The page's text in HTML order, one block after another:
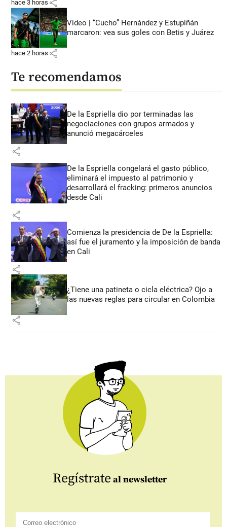
hace 3 horas
Video | “Cucho” Hernández y Estupiñán
marcaron: vea sus goles con Betis y Juárez
hace 2 horas share
Te recomendamos
De la Espriella dio por terminadas las
negociaciones con grupos armados y
anunció megacárceles
share
De la Espriella congelará el gasto público,
eliminará el impuesto al patrimonio y
desarrollará el fracking: primeros anuncios
desde Cali
share
Comienza la presidencia de De la Espriella:
así fue el juramento y la imposición de banda
en Cali
share
¿Tiene una patineta o cicla eléctrica? Ojo a
las nuevas reglas para circular en Colombia
share
Regístrate al newsletter